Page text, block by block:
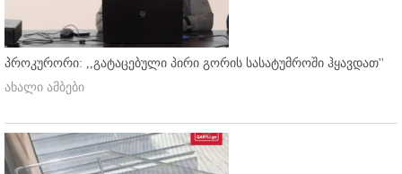
პროკურორი: ,,გატაცებული პირი გორის სასატუმროში ჰყავდათ''
ახალი ამბები